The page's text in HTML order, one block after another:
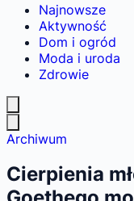
Najnowsze
Aktywność
Dom i ogród
Moda i uroda
Zdrowie
Archiwum
Cierpienia